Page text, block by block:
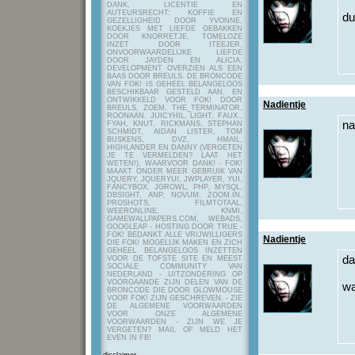
DANK, LICENTIE EN
AUTEURSRECHT: KOFFIE EN
GEZELLIGHEID DOOR YVONNE,
KOEKJES MET LIEFDE GEBAKKEN
DOOR KNORRETJE, TOMELOZE
INZET DOOR ITEEJER,
ONVOORWAARDELIJKE LIEFDE
DOOR JAYDEN EN ALICIA,
DEVELOPMENT OVERZIEN ALS EEN
BAAS DOOR BREULS. DE BRONCODE
VAN FOK! IS GEHEEL BELANGELOOS
BESCHIKBAAR GESTELD AAN, EN
ONTWIKKELD VOOR FOK! DOOR
BREULS, ZOEM, THE_TERMINATOR,
ROONAAN, JUICYHIL, LIGHT, FAUX.,
FYAH, KNUT, RICKMANS, STEPHAN
SCHMIDT, AIDAN LISTER, TOM
BUSKENS, DVZ, HMAIL,
HIGHLANDER EN DANNY (VERGETEN
JE TE VERMELDEN? LAAT HET
WETEN!), WAARVOOR DANK! - FOK!
MAAKT ONDER MEER GEBRUIK VAN
JQUERY, JQUERYUI, JWPLAYER, YUI,
FANCYBOX, JGROWL, PHP, MYSQL,
DBSIGHT, ANP, NOVUM, ZOOM.IN,
PROSHOTS, FILMTOTAAL,
WEERONLINE, KNMI,
GAMEWALLPAPERS.COM, WEBADS,
GOOGLEAP - HOSTING DOOR TRUE -
FOK! BEDANKT ALLE VRIJWILLIGERS
DIE FOK! MOGELIJK MAKEN EN ZICH
GEHEEL BELANGELOOS INZETTEN
VOOR DE TOFSTE SITE EN MEEST
SOCIALE COMMUNITY VAN
NEDERLAND - UITZONDERING OP
VOORGAANDE ZIJN DELEN VAN DE
BRONCODE DIE DOOR GLOWMOUSE
VOOR FOK! ZIJN GESCHREVEN. - ZIE
DE ALGEMENE VOORWAARDEN
VOOR ONZE ALGEMENE
VOORWAARDEN - ZIJN WE JE
VERGETEN? MAIL OF MELD HET
EVEN IN FB!
Nadientje
Nadientje